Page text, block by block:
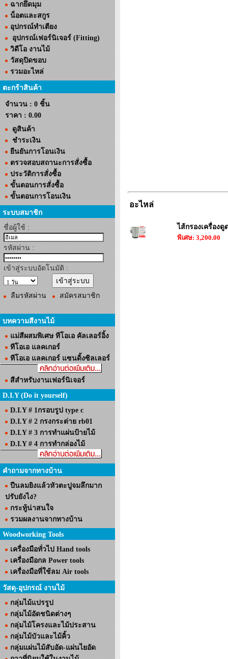
ฉากยึดมุม
น็อตและสกูร
อุปกรณ์ทำเตียง
อุปกรณ์เฟอร์นิเจอร์ (Fitting)
วิดีโอ งานไม้
วัสดุปิดขอบ
รวมอะไหล่
ตะกร้าสินค้า
จำนวน : 0 ชิ้น
ราคา : 0.00
ดูสินค้า
ชำระเงิน
ยืนยันการโอนเงิน
ตรวจสอบสถานะการสั่งซื้อ
ประวัติการสั่งซื้อ
ขั้นตอนการสั่งซื้อ
ขั้นตอนการโอนเงิน
ระบบสมาชิก
ชื่อผู้ใช้ :
รหัสผ่าน :
เข้าสู่ระบบอัตโนมัติ :
ลืมรหัสผ่าน สมัครสมาชิก
บทความสีงานไม้
แม่สีผสมพิเศษ ทีโอเอ คัลเลอร์อิ้ง
ทีโอเอ แลคเกอร์
ทีโอเอ แลคเกอร์ แซนดิ้งซิลเลอร์
สีสำหรับงานเฟอร์นิเจอร์
D.I.Y (Do it yourself)
D.I.Y # 1กรอบรูป type c
D.I.Y # 2 กรงกระต่าย rb01
D.I.Y # 3 การทำแผ่นป้ายไม้
D.I.Y # 4 การทำกล่องไม้
คำถามจากทางบ้าน
ปืนลมยิงแล้วหัวตะปูจมลึกมาก
ปรับยังไง?
กระทู้น่าสนใจ
รวมผลงานจากทางบ้าน
Woodworking Tools
เครื่องมือทั่วไป Hand tools
เครื่องมือกล Power tools
เครื่องมือที่ใช้ลม Air tools
วัสดุ-อุปกรณ์ งานไม้
กลุ่มไม้แปรรูป
กลุ่มไม้อัดชนิดต่างๆ
กลุ่มไม้โครงและไม้ประสาน
กลุ่มไม้บัวและไม้คิ้ว
กลุ่มแผ่นไม้สับอัด-แผ่นไยอัด
อะไหล่
ไส้กรองเครื่องดู
พิเศษ: 3,200.00